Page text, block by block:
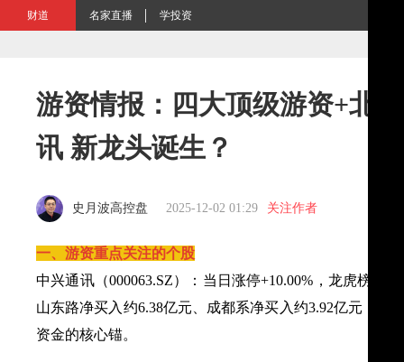
财道 名家直播 学投资
游资情报：四大顶级游资+北
讯 新龙头诞生？
史月波高控盘 2025-12-02 01:29 关注作者
一、游资重点关注的个股
中兴通讯（000063.SZ）：当日涨停+10.00%，龙虎榜成
山东路净买入约6.38亿元、成都系净买入约3.92亿元，并
资金的核心锚。